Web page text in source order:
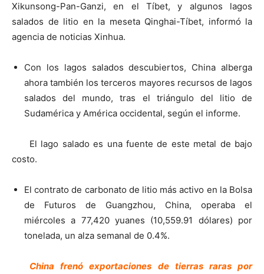
Xikunsong-Pan-Ganzi, en el Tíbet, y algunos lagos
salados de litio en la meseta Qinghai-Tíbet, informó la
agencia de noticias Xinhua.
Con los lagos salados descubiertos, China alberga
ahora también los terceros mayores recursos de lagos
salados del mundo, tras el triángulo del litio de
Sudamérica y América occidental, según el informe.
El lago salado es una fuente de este metal de bajo
costo.
El contrato de carbonato de litio más activo en la Bolsa
de Futuros de Guangzhou, China, operaba el
miércoles a 77,420 yuanes (10,559.91 dólares) por
tonelada, un alza semanal de 0.4%.
China frenó exportaciones de tierras raras por